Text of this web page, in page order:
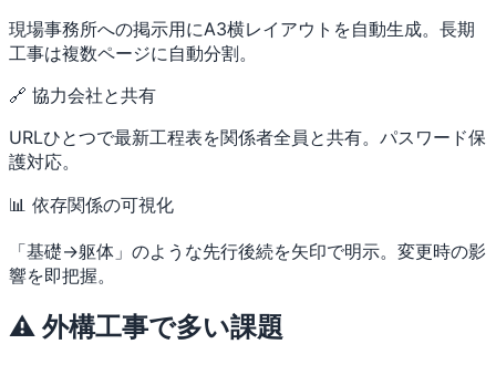
現場事務所への掲示用にA3横レイアウトを自動生成。長期
工事は複数ページに自動分割。
🔗 協力会社と共有
URLひとつで最新工程表を関係者全員と共有。パスワード保
護対応。
📊 依存関係の可視化
「基礎→躯体」のような先行後続を矢印で明示。変更時の影
響を即把握。
⚠️ 外構工事で多い課題